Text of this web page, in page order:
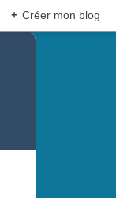
+ Créer mon blog